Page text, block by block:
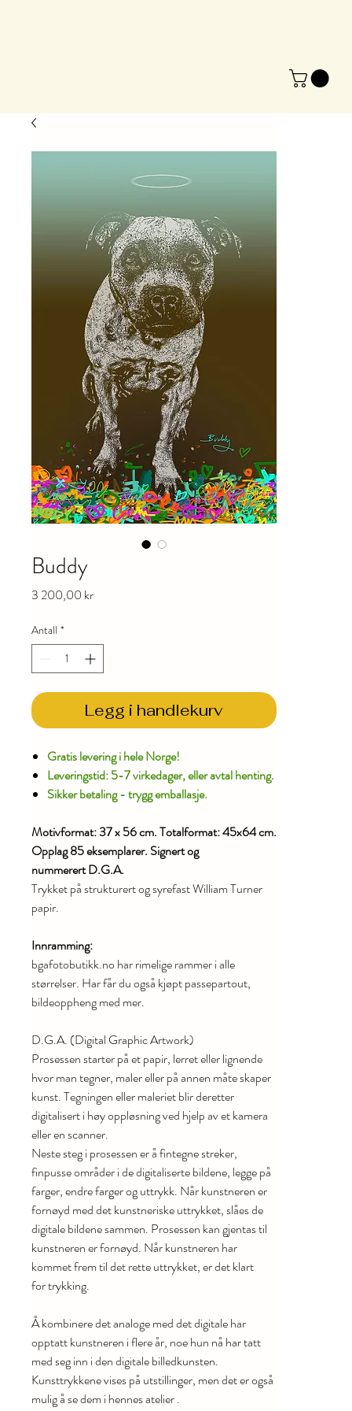
Buddy
3 200,00 krPris
Antall *
Legg i handlekurv
Gratis levering i hele Norge!
Leveringstid: 5-7 virkedager, eller avtal henting.
Sikker betaling - trygg emballasje.
Motivformat: 37 x 56 cm. Totalformat: 45x64 cm.
Opplag 85 eksemplarer. Signert og
nummerert D.G.A.
Trykket på strukturert og syrefast William Turner
papir.
Innramming:
bgafotobutikk.no har rimelige rammer i alle
størrelser. Har får du også kjøpt passepartout,
bildeoppheng med mer.
D.G.A. (Digital Graphic Artwork)
Prosessen starter på et papir, lerret eller lignende
hvor man tegner, maler eller på annen måte skaper
kunst. Tegningen eller maleriet blir deretter
digitalisert i høy oppløsning ved hjelp av et kamera
eller en scanner.
Neste steg i prosessen er å fintegne streker,
finpusse områder i de digitaliserte bildene, legge på
farger, endre farger og uttrykk. Når kunstneren er
fornøyd med det kunstneriske uttrykket, slåes de
digitale bildene sammen. Prosessen kan gjentas til
kunstneren er fornøyd. Når kunstneren har
kommet frem til det rette uttrykket, er det klart
for trykking.
Å kombinere det analoge med det digitale har
opptatt kunstneren i flere år, noe hun nå har tatt
med seg inn i den digitale billedkunsten.
Kunsttrykkene vises på utstillinger, men det er også
mulig å se dem i hennes atelier .